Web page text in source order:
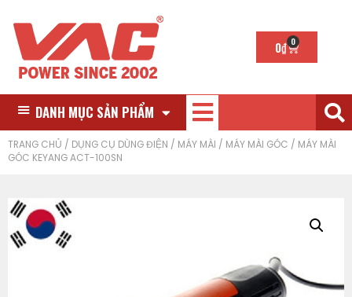
0₫ 0
DANH MỤC SẢN PHẨM
TRANG CHỦ / DỤNG CỤ DÙNG ĐIỆN / MÁY MÀI / MÁY MÀI GÓC / MÁY MÀI
GÓC KEYANG ACT-100SN